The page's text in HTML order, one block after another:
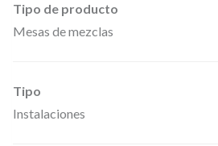
s
a
m
Tipo de producto
Mesas de mezclas
Tipo
Instalaciones